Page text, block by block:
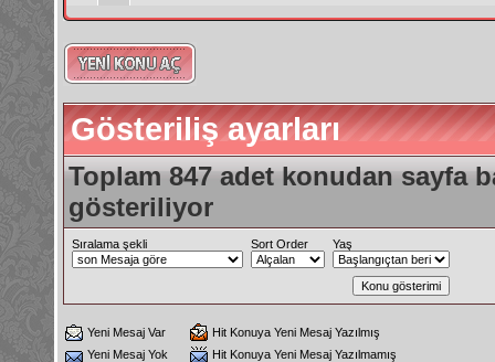
Gösteriliş ayarları
Toplam 847 adet konudan sayfa
gösteriliyor
Sıralama şekli Sort Order Yaş
Yeni Mesaj Var
Hit Konuya Yeni Mesaj Yazılmış
Yeni Mesaj Yok
Hit Konuya Yeni Mesaj Yazılmamış